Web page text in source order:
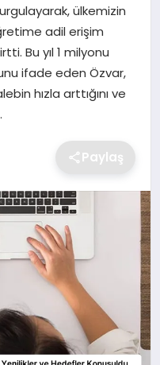
ülkemizin
adil erişim
Bu yıl 1 milyonu
ifade eden Özvar,
hızla arttığını ve
Paylaş